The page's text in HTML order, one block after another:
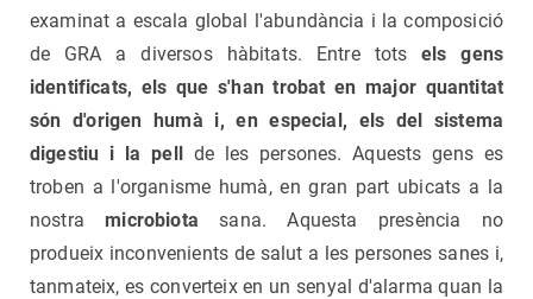
examinat a escala global l'abundància i la composició
de GRA a diversos hàbitats. Entre totsels gens
identificats, els que s'han trobat en major quantitat
són d'origen humà i, en especial, els del sistema
digestiu i la pellde les persones. Aquests gens es
troben a l'organisme humà, en gran part ubicats a la
nostramicrobiota sana. Aquesta presència no
produeix inconvenients de salut a les persones sanes i,
tanmateix, es converteix en un senyal d'alarma quan la